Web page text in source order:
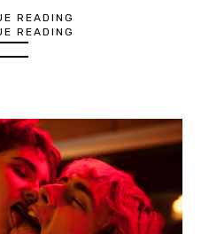
READING
READING